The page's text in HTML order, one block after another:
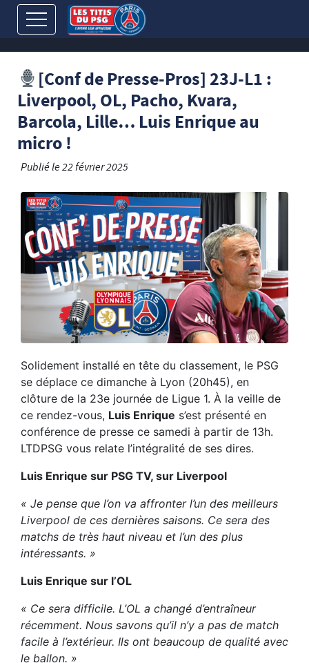
[Conf de Presse-Pros] 23J-L1 :
Liverpool, OL, Pacho, Kvara,
Barcola, Lille… Luis Enrique au
micro !
Publié le22 février 2025
Solidement installé en tête du classement, le PSG
se déplace ce dimanche à Lyon (20h45), en
clôture de la 23e journée de Ligue 1. À la veille de
ce rendez-vous, Luis Enrique s’est présenté en
conférence de presse ce samedi à partir de 13h.
LTDPSG vous relate l’intégralité de ses dires.
Luis Enrique sur PSG TV, sur Liverpool
« Je pense que l’on va affronter l’un des meilleurs
Liverpool de ces dernières saisons. Ce sera des
matchs de très haut niveau et l’un des plus
intéressants. »
Luis Enrique sur l’OL
« Ce sera difficile. L’OL a changé d’entraîneur
récemment. Nous savons qu’il n’y a pas de match
facile à l’extérieur. Ils ont beaucoup de qualité avec
le ballon. »